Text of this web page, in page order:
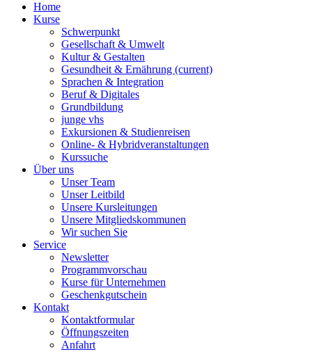
Home
Kurse
Schwerpunkt
Gesellschaft & Umwelt
Kultur & Gestalten
Gesundheit & Ernährung (current)
Sprachen & Integration
Beruf & Digitales
Grundbildung
junge vhs
Exkursionen & Studienreisen
Online- & Hybridveranstaltungen
Kurssuche
Über uns
Unser Team
Unser Leitbild
Unsere Kursleitungen
Unsere Mitgliedskommunen
Wir suchen Sie
Service
Newsletter
Programmvorschau
Kurse für Unternehmen
Geschenkgutschein
Kontakt
Kontaktformular
Öffnungszeiten
Anfahrt